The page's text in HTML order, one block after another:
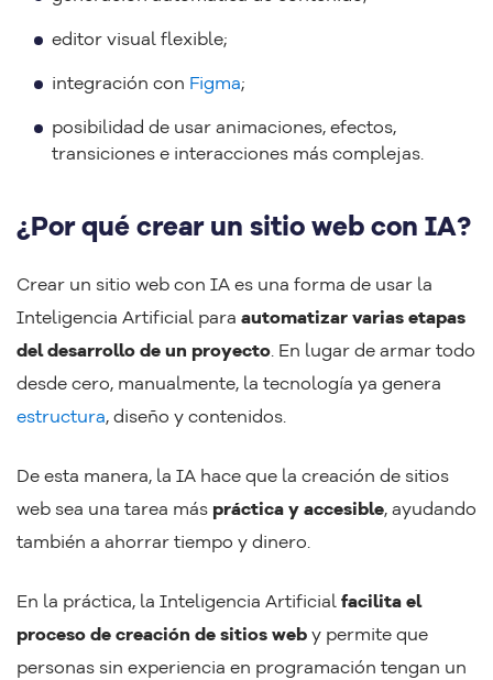
editor visual flexible;
integración con Figma;
posibilidad de usar animaciones, efectos,
transiciones e interacciones más complejas.
¿Por qué crear un sitio web con IA?
Crear un sitio web con IA es una forma de usar la
Inteligencia Artificial para automatizar varias etapas
del desarrollo de un proyecto. En lugar de armar todo
desde cero, manualmente, la tecnología ya genera
estructura, diseño y contenidos.
De esta manera, la IA hace que la creación de sitios
web sea una tarea más práctica y accesible, ayudando
también a ahorrar tiempo y dinero.
En la práctica, la Inteligencia Artificial facilita el
proceso de creación de sitios web y permite que
personas sin experiencia en programación tengan un